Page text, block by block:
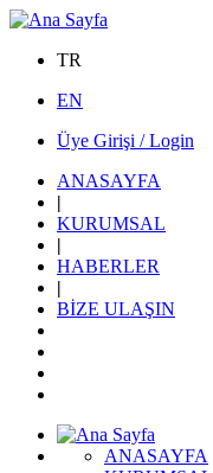
TR
EN
Üye Girişi / Login
ANASAYFA
|
KURUMSAL
|
HABERLER
|
BİZE ULAŞIN
ANASAYFA